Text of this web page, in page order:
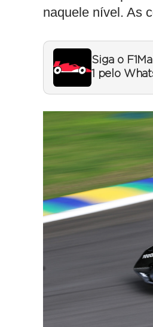
naquele nível. As
Siga o
1 pelo